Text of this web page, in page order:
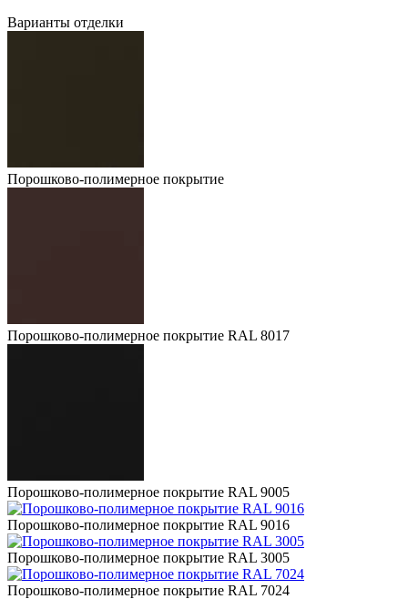
Варианты отделки
Порошково-полимерное покрытие
Порошково-полимерное покрытие RAL 8017
Порошково-полимерное покрытие RAL 9005
Порошково-полимерное покрытие RAL 9016
Порошково-полимерное покрытие RAL 3005
Порошково-полимерное покрытие RAL 7024